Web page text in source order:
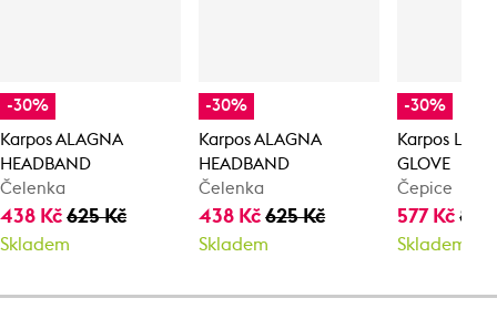
-30%
Karpos ALAGNA
HEADBAND
Čelenka
438 Kč 625 Kč
Skladem
-30%
Karpos ALAGNA
HEADBAND
Čelenka
438 Kč625 Kč
Skladem
-30%
Karpos
GLOVE
Čepice
577 Kč825
Skladem